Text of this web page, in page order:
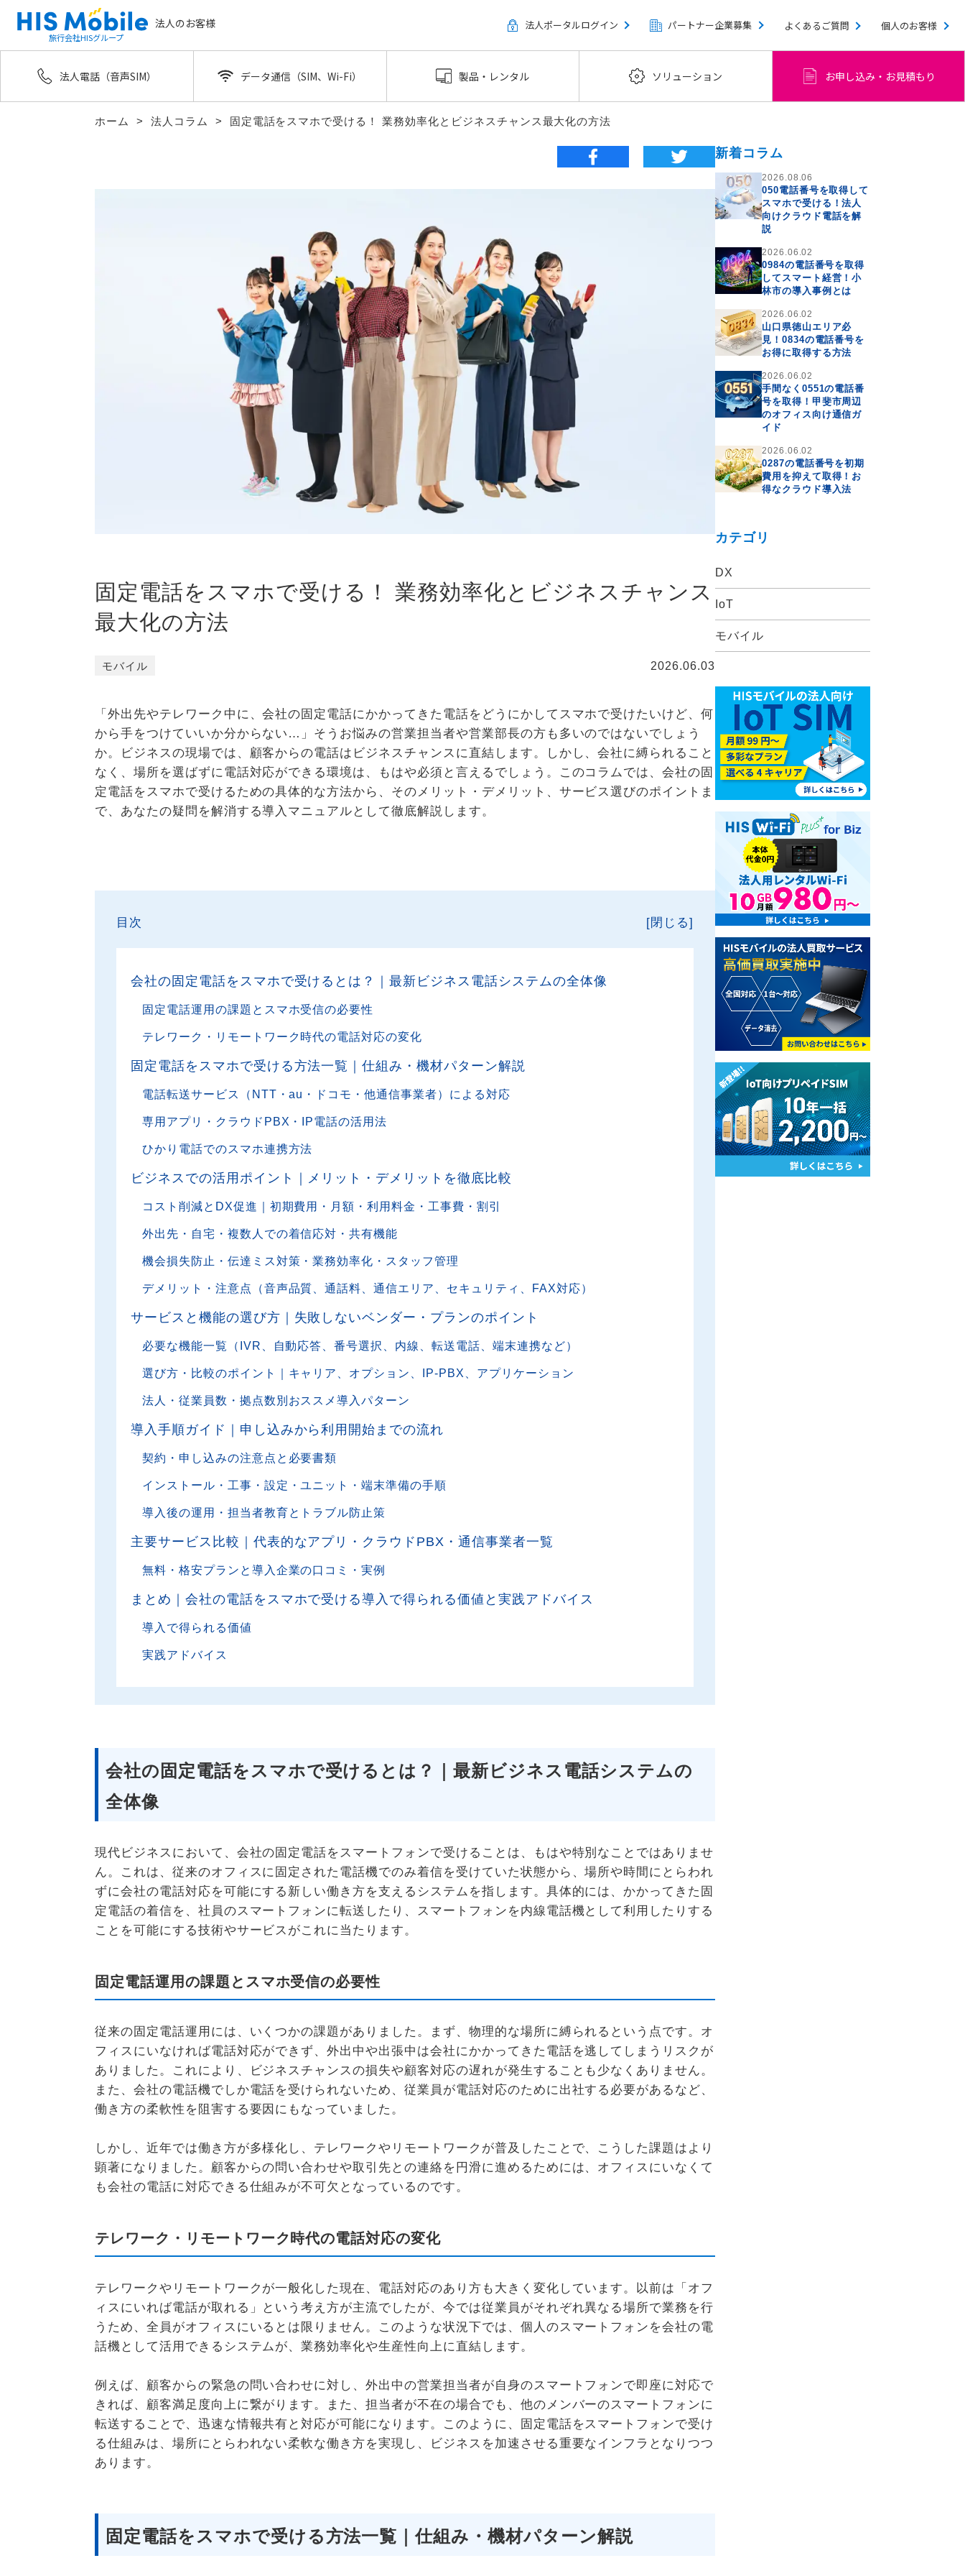
旅行会社HISグループ
法人のお客様 法人ポータルログイン パートナー企業募集 よくあるご質問 個人のお客様
法人電話（音声SIM） データ通信（SIM、Wi-Fi） 製品・レンタル ソリューション お申し込み・お見積もり
ホーム 法人コラム 固定電話をスマホで受ける！ 業務効率化とビジネスチャンス最大化の方法
固定電話をスマホで受ける！ 業務効率化とビジネスチャンス
最大化の方法
モバイル 2026.06.03
「外出先やテレワーク中に、会社の固定電話にかかってきた電話をどうにかしてスマホで受けたいけど、何
から手をつけていいか分からない…」そうお悩みの営業担当者や営業部長の方も多いのではないでしょう
か。ビジネスの現場では、顧客からの電話はビジネスチャンスに直結します。しかし、会社に縛られること
なく、場所を選ばずに電話対応ができる環境は、もはや必須と言えるでしょう。このコラムでは、会社の固
定電話をスマホで受けるための具体的な方法から、そのメリット・デメリット、サービス選びのポイントま
で、あなたの疑問を解消する導入マニュアルとして徹底解説します。
目次 [閉じる]
会社の固定電話をスマホで受けるとは？｜最新ビジネス電話システムの全体像
固定電話運用の課題とスマホ受信の必要性
テレワーク・リモートワーク時代の電話対応の変化
固定電話をスマホで受ける方法一覧｜仕組み・機材パターン解説
電話転送サービス（NTT・au・ドコモ・他通信事業者）による対応
専用アプリ・クラウドPBX・IP電話の活用法
ひかり電話でのスマホ連携方法
ビジネスでの活用ポイント｜メリット・デメリットを徹底比較
コスト削減とDX促進｜初期費用・月額・利用料金・工事費・割引
外出先・自宅・複数人での着信応対・共有機能
機会損失防止・伝達ミス対策・業務効率化・スタッフ管理
デメリット・注意点（音声品質、通話料、通信エリア、セキュリティ、FAX対応）
サービスと機能の選び方｜失敗しないベンダー・プランのポイント
必要な機能一覧（IVR、自動応答、番号選択、内線、転送電話、端末連携など）
選び方・比較のポイント｜キャリア、オプション、IP-PBX、アプリケーション
法人・従業員数・拠点数別おススメ導入パターン
導入手順ガイド｜申し込みから利用開始までの流れ
契約・申し込みの注意点と必要書類
インストール・工事・設定・ユニット・端末準備の手順
導入後の運用・担当者教育とトラブル防止策
主要サービス比較｜代表的なアプリ・クラウドPBX・通信事業者一覧
無料・格安プランと導入企業の口コミ・実例
まとめ｜会社の電話をスマホで受ける導入で得られる価値と実践アドバイス
導入で得られる価値
実践アドバイス
会社の固定電話をスマホで受けるとは？｜最新ビジネス電話システムの
全体像
現代ビジネスにおいて、会社の固定電話をスマートフォンで受けることは、もはや特別なことではありませ
ん。これは、従来のオフィスに固定された電話機でのみ着信を受けていた状態から、場所や時間にとらわれ
ずに会社の電話対応を可能にする新しい働き方を支えるシステムを指します。具体的には、かかってきた固
定電話の着信を、社員のスマートフォンに転送したり、スマートフォンを内線電話機として利用したりする
ことを可能にする技術やサービスがこれに当たります。
固定電話運用の課題とスマホ受信の必要性
従来の固定電話運用には、いくつかの課題がありました。まず、物理的な場所に縛られるという点です。オ
フィスにいなければ電話対応ができず、外出中や出張中は会社にかかってきた電話を逃してしまうリスクが
ありました。これにより、ビジネスチャンスの損失や顧客対応の遅れが発生することも少なくありません。
また、会社の電話機でしか電話を受けられないため、従業員が電話対応のために出社する必要があるなど、
働き方の柔軟性を阻害する要因にもなっていました。
しかし、近年では働き方が多様化し、テレワークやリモートワークが普及したことで、こうした課題はより
顕著になりました。顧客からの問い合わせや取引先との連絡を円滑に進めるためには、オフィスにいなくて
も会社の電話に対応できる仕組みが不可欠となっているのです。
テレワーク・リモートワーク時代の電話対応の変化
テレワークやリモートワークが一般化した現在、電話対応のあり方も大きく変化しています。以前は「オフ
ィスにいれば電話が取れる」という考え方が主流でしたが、今では従業員がそれぞれ異なる場所で業務を行
うため、全員がオフィスにいるとは限りません。このような状況下では、個人のスマートフォンを会社の電
話機として活用できるシステムが、業務効率化や生産性向上に直結します。
例えば、顧客からの緊急の問い合わせに対し、外出中の営業担当者が自身のスマートフォンで即座に対応で
きれば、顧客満足度向上に繋がります。また、担当者が不在の場合でも、他のメンバーのスマートフォンに
転送することで、迅速な情報共有と対応が可能になります。このように、固定電話をスマートフォンで受け
る仕組みは、場所にとらわれない柔軟な働き方を実現し、ビジネスを加速させる重要なインフラとなりつつ
あります。
固定電話をスマホで受ける方法一覧｜仕組み・機材パターン解説
新着コラム
2026.08.06
050電話番号を取得して
スマホで受ける！法人
向けクラウド電話を解
説
2026.06.02
0984の電話番号を取得
してスマート経営！小
林市の導入事例とは
2026.06.02
山口県徳山エリア必
見！0834の電話番号を
お得に取得する方法
2026.06.02
手間なく0551の電話番
号を取得！甲斐市周辺
のオフィス向け通信ガ
イド
2026.06.02
0287の電話番号を初期
費用を抑えて取得！お
得なクラウド導入法
カテゴリ
DX
IoT
モバイル